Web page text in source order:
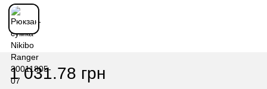
1 031.78 грн